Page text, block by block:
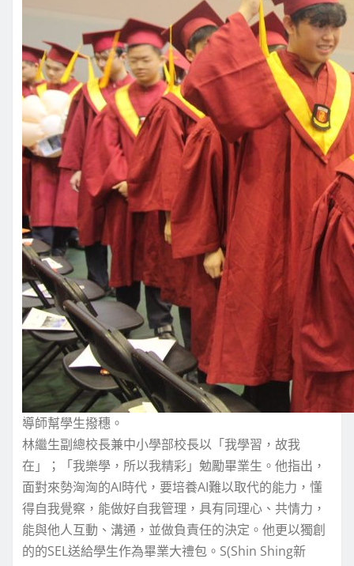
導師幫學生撥穗。
林繼生副總校長兼中小學部校長以「我學習，故我
在」；「我樂學，所以我精彩」勉勵畢業生。他指出，
面對來勢洶洶的AI時代，要培養AI難以取代的能力，懂
得自我覺察，能做好自我管理，具有同理心、共情力，
能與他人互動、溝通，並做負責任的決定。他更以獨創
的的SEL送給學生作為畢業大禮包。S(Shin Shing新